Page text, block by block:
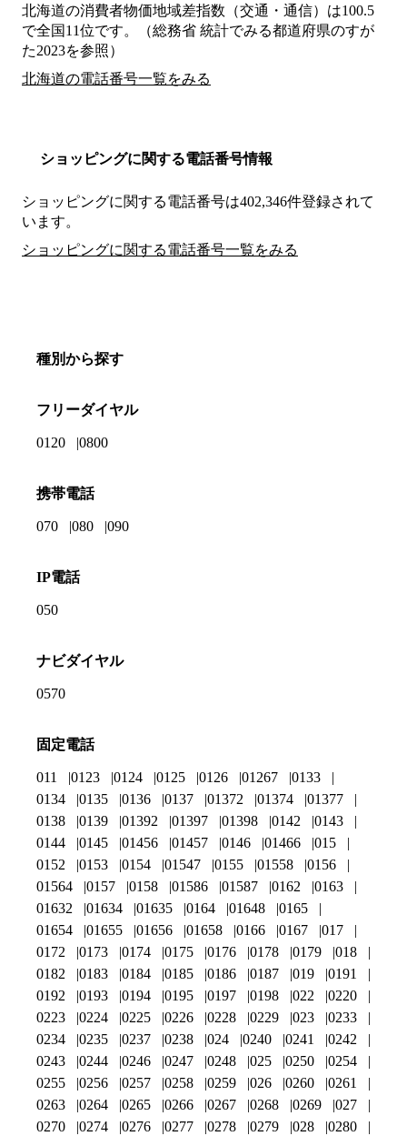
北海道の消費者物価地域差指数（交通・通信）は100.5
で全国11位です。（総務省 統計でみる都道府県のすが
た2023を参照）
北海道の電話番号一覧をみる
ショッピングに関する電話番号情報
ショッピングに関する電話番号は402,346件登録されて
います。
ショッピングに関する電話番号一覧をみる
種別から探す
フリーダイヤル
0120 0800
携帯電話
070 080 090
IP電話
050
ナビダイヤル
0570
固定電話
011 0123 0124 0125 0126 01267
0133
0134
0135 0136 0137 01372 01374
01377
0138
0139 01392 01397 01398 0142
0143
0144
0145 01456 01457 0146 01466
015
0152
0153 0154 01547 0155 01558
0156
01564
0157 0158 01586 01587 0162
0163
01632
01634 01635 0164 01648
0165
01654
01655 01656 01658 0166 0167
017
0172
0173 0174 0175 0176 0178 0179
018
0182
0183 0184 0185 0186 0187 019
0191
0192
0193 0194 0195 0197 0198 022
0220
0223
0224 0225 0226 0228 0229 023
0233
0234
0235 0237 0238 024 0240 0241
0242
0243
0244 0246 0247 0248 025 0250
0254
0255
0256 0257 0258 0259 026 0260
0261
0263
0264 0265 0266 0267 0268 0269
027
0270
0274 0276 0277 0278 0279 028 0280